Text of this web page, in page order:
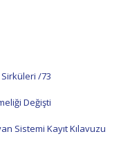
Sirküleri /73
Değişti
Sistemi Kayıt Kılavuzu